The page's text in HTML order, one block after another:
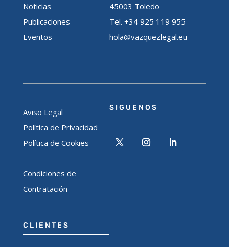
Noticias
Publicaciones
Eventos
45003 Toledo
Tel. +34 925 119 955
hola@vazquezlegal.eu
Aviso Legal
Política de Privacidad
Política de Cookies
Condiciones de
Contratación
CLIENTES
SIGUENOS